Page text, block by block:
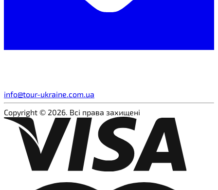
info@tour-ukraine.com.ua
Copyright © 2026. Всі права захищені